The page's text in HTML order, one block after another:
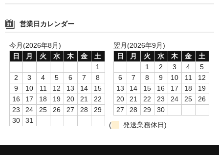
営業日カレンダー
今月(2026年8月)
日
月 火 水 木 金
土
1
2
3 4 5 6 7
8
9
10 11 12 13 14
15
16
17 18 19 20 21
22
23
24 25 26 27 28
29
30
31
翌月(2026年9月)
日
月 火 水 木 金
土
1
2 3 4
5
6
7 8 9 10 11
12
13
14 15 16 17 18
19
20
21 22 23 24 25
26
27
28 29
30
(
発送業務休日)